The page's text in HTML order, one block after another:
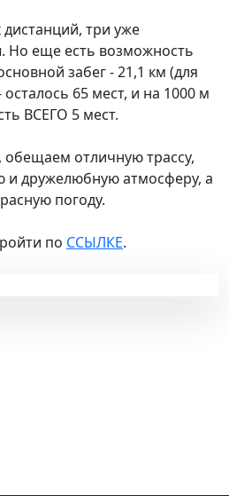
три уже
Но еще есть возможность
забег - 21,1 км (для
осталось 65 мест, и на 1000 м
ВСЕГО 5 мест.
отличную трассу,
дружелюбную атмосферу, а
погоду.
по ССЫЛКЕ.